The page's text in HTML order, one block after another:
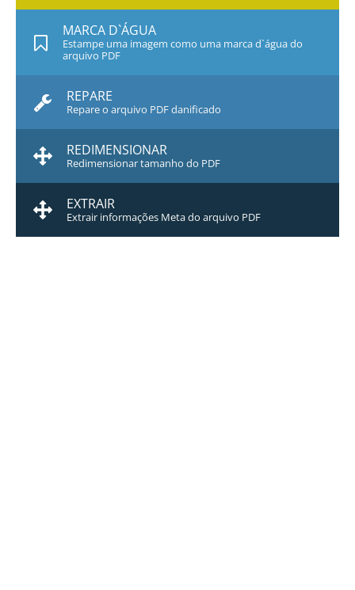
MARCA D`ÁGUA
Estampe uma imagem como uma marca d`água do
arquivo PDF
REPARE
Repare o arquivo PDF danificado
REDIMENSIONAR
Redimensionar tamanho do PDF
EXTRAIR
Extrair informações Meta do arquivo PDF